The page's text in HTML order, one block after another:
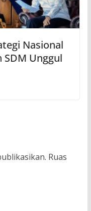
Nasional
Unggul
Ruas